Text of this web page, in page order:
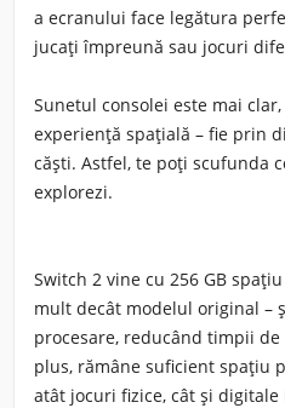
a ecranului face legătura
jucați împreună sau jocuri
Sunetul consolei este mai
experiență spațială – fie prin
căști. Astfel, te poți scufunda
explorezi.
Switch 2 vine cu 256 GB
mult decât modelul original –
procesare, reducând timpii
plus, rămâne suficient spațiu
atât jocuri fizice, cât și